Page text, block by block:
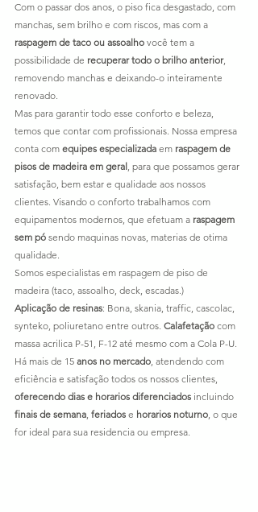
Com o passar dos anos, o piso fica desgastado, com
manchas, sem brilho e com riscos, mas com a
raspagem de taco ou assoalho você tem a
possibilidade de recuperar todo o brilho anterior,
removendo manchas e deixando-o inteiramente
renovado.
Mas para garantir todo esse conforto e beleza,
temos que contar com profissionais. Nossa empresa
conta com equipes especializada em raspagem de
pisos de madeira em geral, para que possamos gerar
satisfação, bem estar e qualidade aos nossos
clientes. Visando o conforto trabalhamos com
equipamentos modernos, que efetuam a raspagem
sem pó sendo maquinas novas, materias de otima
qualidade.
Somos especialistas em raspagem de piso de
madeira (taco, assoalho, deck, escadas.)
Aplicação de resinas: Bona, skania, traffic, cascolac,
synteko, poliuretano entre outros. Calafetação com
massa acrilica P-51, F-12 até mesmo com a Cola P-U.
Há mais de 15 anos no mercado, atendendo com
eficiência e satisfação todos os nossos clientes,
oferecendo dias e horarios diferenciados incluindo
finais de semana, feriados e horarios noturno, o que
for ideal para sua residencia ou empresa.